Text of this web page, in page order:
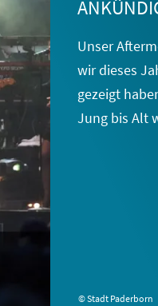
© Stadt Paderborn
Unser
wir dieses
gezeigt
Jung bis Alt